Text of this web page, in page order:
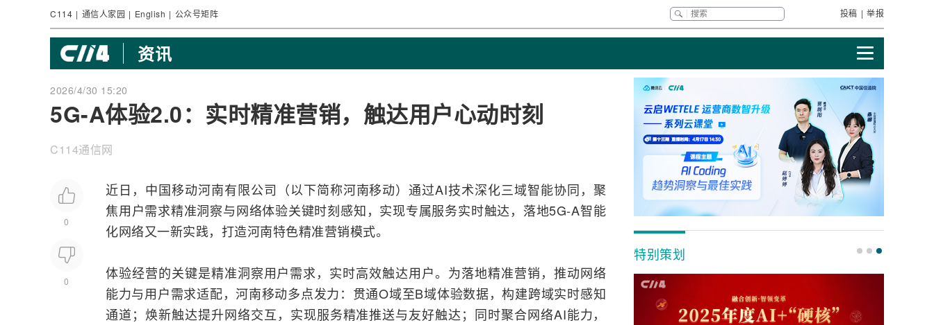
C114 | 通信人家园 | English | 公众号矩阵 投稿 | 举报
资讯
2026/4/30 15:20
5G-A体验2.0：实时精准营销，触达用户心动时刻
C114通信网
0
0
近日， 中国移动河南有限公司（以下简称河南移动）通过AI技术深化三域智能协同，聚
焦用户需求精准洞察与网络体验关键时刻感知，实现专属服务实时触达，落地5G-A智能
化网络又一新实践，打造河南特色精准营销模式。
体验经营的关键是精准洞察用户需求，实时高效触达用户。为落地精准营销，推动网络
能力与用户需求适配，河南移动多点发力：贯通O域至B域体验数据，构建跨域实时感知
通道；焕新触达提升网络交互，实现服务精准推送与友好触达；同时聚合网络AI能力，
特别策划